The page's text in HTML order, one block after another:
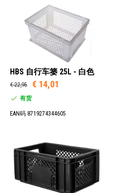
HBS 自行车篓 25L - 白色
€ 22,95 € 14,01
有货
EAN码 8719274344605